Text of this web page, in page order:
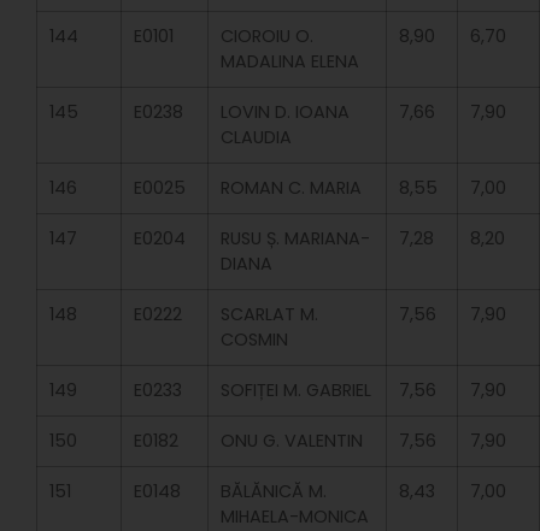
144 E0101
CIOROIU O.
MADALINA ELENA
8,90 6,70
145 E0238
LOVIN D. IOANA
CLAUDIA
7,66 7,90
146 E0025 ROMAN C. MARIA 8,55 7,00
147 E0204
RUSU Ș. MARIANA-
DIANA
7,28 8,20
148 E0222
SCARLAT M.
COSMIN
7,56 7,90
149 E0233 SOFIȚEI M. GABRIEL 7,56 7,90
150 E0182 ONU G. VALENTIN 7,56 7,90
151 E0148
BĂLĂNICĂ M.
MIHAELA-MONICA
8,43 7,00